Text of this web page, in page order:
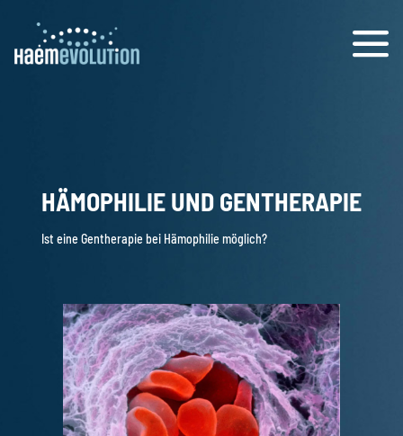
Menü
HÄMOPHILIE UND GENTHERAPIE
Ist eine Gentherapie bei Hämophilie möglich?